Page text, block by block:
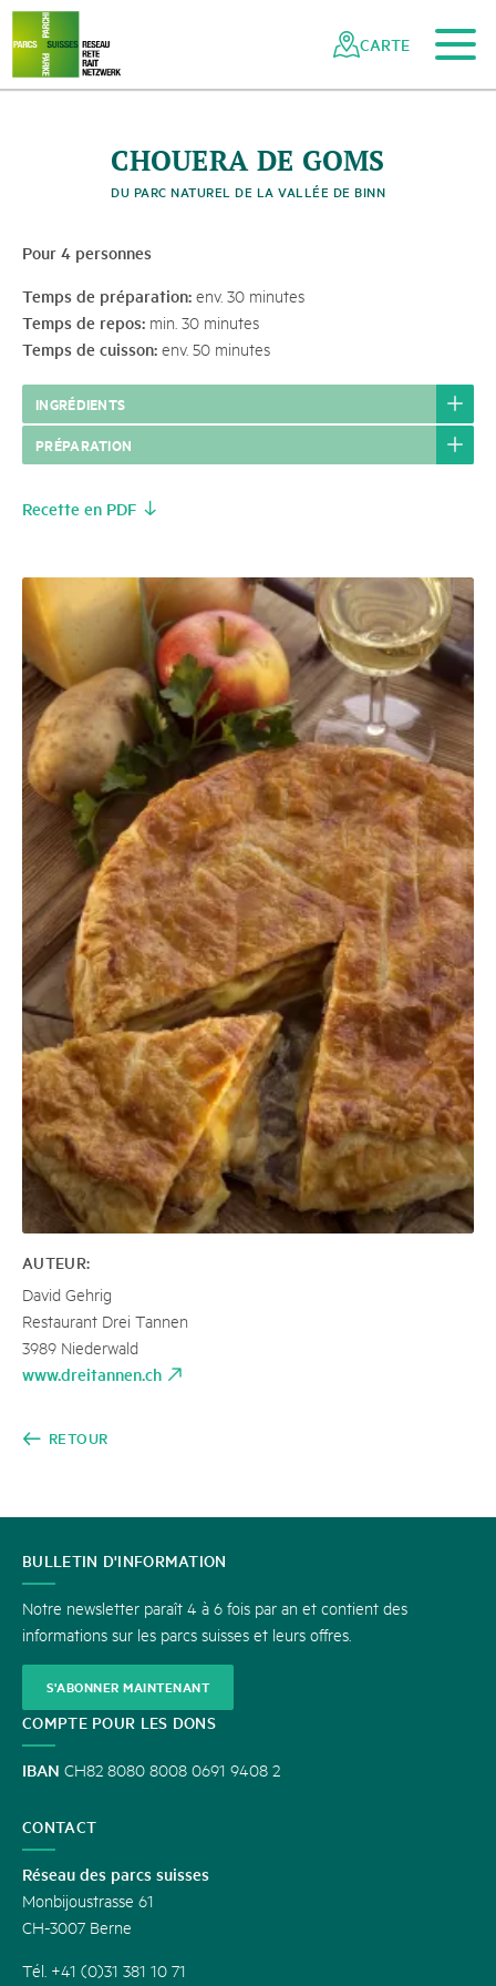
Naviguer
dans
réseau
Navigation
rapide
Vers le contenu principal
Vers la navigation mobile
Vers la recherche
Vers la zone des pieds
Vers le plan du site
CARTE
CHOUERA DE GOMS
DU PARC NATUREL DE LA VALLÉE DE BINN
Pour 4 personnes
Temps de préparation: env. 30 minutes
Temps de repos: min. 30 minutes
Temps de cuisson: env. 50 minutes
INGRÉDIENTS
PRÉPARATION
Recette en PDF
AUTEUR:
David Gehrig
Restaurant Drei Tannen
3989 Niederwald
www.dreitannen.ch
RETOUR
CONTACT
BULLETIN D'INFORMATION
Notre newsletter paraît 4 à 6 fois par an et contient des
informations sur les parcs suisses et leurs offres.
S'ABONNER MAINTENANT
COMPTE POUR LES DONS
IBAN CH82 8080 8008 0691 9408 2
CONTACT
Réseau des parcs suisses
Monbijoustrasse 61
CH-3007 Berne
Tél. +41 (0)31 381 10 71